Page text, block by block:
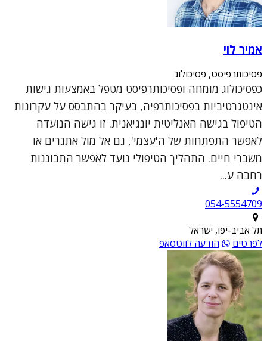
אמיר לוי
פסיכותרפיסט, פסיכולוג
כפסיכולוג מומחה ופסיכותרפיסט מטפל באמצעות גישות
אינטגרטיביות בפסיכותרפיה, בעיקר בהתבסס על עקרונות
הטיפול בגישה האנליטית יונגיאנית. זו גישה הנועדה
לאפשר התפתחות של ה'עצמי', גם אל מול אתגרים או
משברי חיים. התהליך הטיפולי נועד לאפשר התבוננות
רחבה ע...
054-5554709
תל אביב-יפו, ישראל
לפרטים
הודעה לווטסאפ